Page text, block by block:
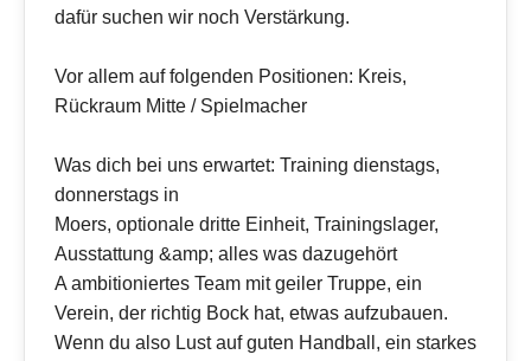
dafür suchen wir noch Verstärkung.
Vor allem auf folgenden Positionen: Kreis,
Rückraum Mitte / Spielmacher
Was dich bei uns erwartet: Training dienstags,
donnerstags in
Moers, optionale dritte Einheit, Trainingslager,
Ausstattung &amp; alles was dazugehört
A ambitioniertes Team mit geiler Truppe, ein
Verein, der richtig Bock hat, etwas aufzubauen.
Wenn du also Lust auf guten Handball, ein starkes